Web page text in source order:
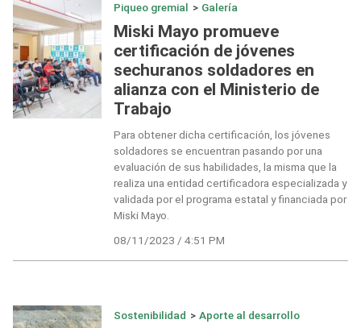
Piqueo gremial > Galería
Miski Mayo promueve
certificación de jóvenes
sechuranos soldadores en
alianza con el Ministerio de
Trabajo
Para obtener dicha certificación, los jóvenes
soldadores se encuentran pasando por una
evaluación de sus habilidades, la misma que la
realiza una entidad certificadora especializada y
validada por el programa estatal y financiada por
Miski Mayo.
08/11/2023 / 4:51 PM
Sostenibilidad > Aporte al desarrollo